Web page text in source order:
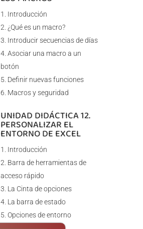
Introducción
¿Qué es un macro?
Introducir secuencias de días
Asociar una macro a un
botón
Definir nuevas funciones
Macros y seguridad
UNIDAD DIDÁCTICA 12.
PERSONALIZAR EL
ENTORNO DE EXCEL
Introducción
Barra de herramientas de
acceso rápido
La Cinta de opciones
La barra de estado
Opciones de entorno